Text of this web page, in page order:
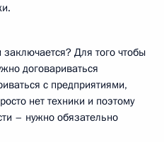
Для того чтобы
договариваться
с предприятиями,
нет техники и поэтому
– нужно обязательно